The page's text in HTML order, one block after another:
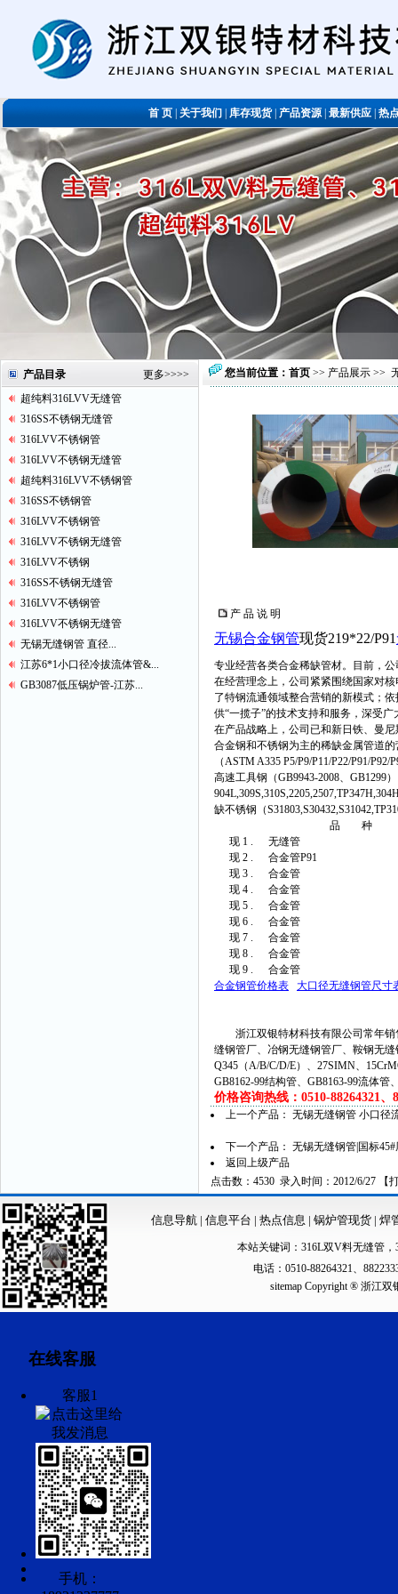
首 页关于我们库存现货|产品资源|最新供应|热
产品目录 更多>>>>
超纯料316LVV无缝管
316SS不锈钢无缝管
316LVV不锈钢管
316LVV不锈钢无缝管
超纯料316LVV不锈钢管
316SS不锈钢管
316LVV不锈钢管
316LVV不锈钢无缝管
316LVV不锈钢
316SS不锈钢无缝管
316LVV不锈钢管
316LVV不锈钢无缝管
无锡无缝钢管 直径...
江苏6*1小口径冷拔流体管&...
GB3087低压锅炉管-江苏...
您当前位置： 首页 >> 产品展示 >>
产 品 说 明
无锡合金钢管现货219*22/P91
专业经营各类合金稀缺管材。目前，
在经营理念上，公司紧紧围绕国家对
了特钢流通领域整合营销的新模式；
供“一揽子”的技术支持和服务，深受广
在产品战略上，公司已和新日铁、曼
合金钢和不锈钢为主的稀缺金属管道
（ASTM A335 P5/P9/P11/P22/P91/
高速工具钢（GB9943-2008、GB1299
缺不锈钢（
品 种
现 1 .
无缝管
现 2 .
合金管P91
现 3 .
合金管
现 4 .
合金管
现 5 .
合金管
现 6 .
合金管
现 7 .
合金管
现 8 .
合金管
现 9 .
合金管
合金钢管价格表
大口径无缝钢管尺寸
浙江双银特材科技有限公司常年销
缝钢管厂、冶钢无缝钢管厂、鞍钢无
Q345（A/B/C/D/E）、27SIMN、
GB8162-99结构管、GB8163-99流体
价格咨询热线：0510-88264321、
上一个产品： 无锡无缝钢管 小口径
下一个产品： 无锡无缝钢管|国标
返回上级产品
点击数：4530 录入时间：2012/6/27 【
信息导航| 信息平台 | 热点信息 | 锅炉管现货 | 焊
本站关键词： 316L双V料无缝管 ，
电话：0510-88264321、
sitemapCopyright ® 浙江双
在线客服
客服1
手机：